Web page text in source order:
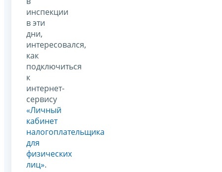
инспекции
в эти
дни,
интересовался,
как
подключиться
к
интернет-
сервису
«Личный
кабинет
налогоплательщика
для
физических
лиц».